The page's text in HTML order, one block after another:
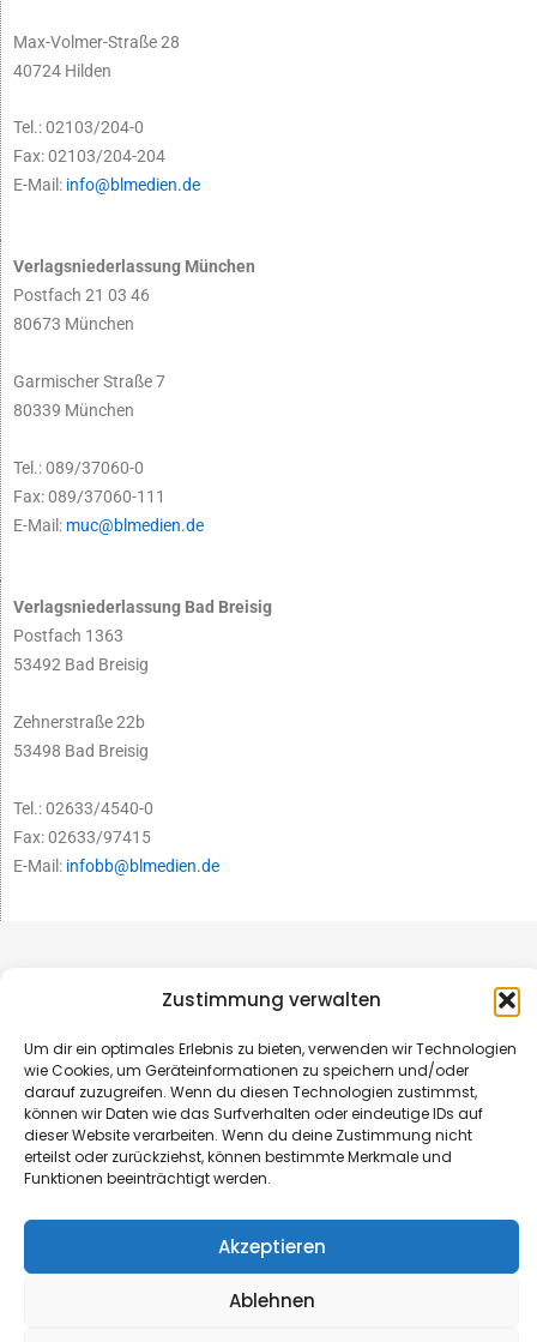
Zustimmung verwalten
Um dir ein optimales Erlebnis zu bieten, verwenden wir Technologien
wie Cookies, um Geräteinformationen zu speichern und/oder
darauf zuzugreifen. Wenn du diesen Technologien zustimmst,
können wir Daten wie das Surfverhalten oder eindeutige IDs auf
dieser Website verarbeiten. Wenn du deine Zustimmung nicht
erteilst oder zurückziehst, können bestimmte Merkmale und
Funktionen beeinträchtigt werden.
Akzeptieren
Ablehnen
Max-Volmer-Straße 28
40724 Hilden
Tel.: 02103/204-0
Fax: 02103/204-204
E-Mail: info@blmedien.de
Verlagsniederlassung München
Postfach 21 03 46
80673 München
Garmischer Straße 7
80339 München
Tel.: 089/37060-0
Fax: 089/37060-111
E-Mail: muc@blmedien.de
Verlagsniederlassung Bad Breisig
Postfach 1363
53492 Bad Breisig
Zehnerstraße 22b
53498 Bad Breisig
Tel.: 02633/4540-0
Fax: 02633/97415
E-Mail: infobb@blmedien.de
© B&L MedienGesellschaft mbH & Co. KG
Made with ♥ by HLT GmbH & Co. KG